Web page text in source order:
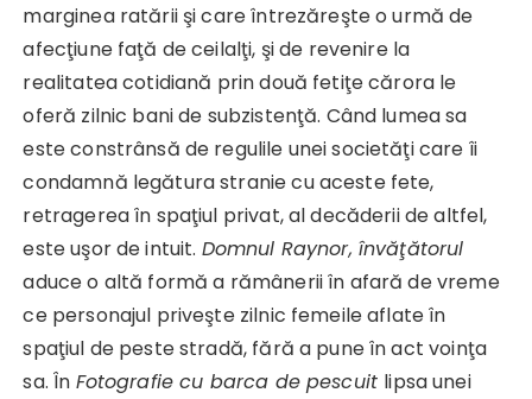
marginea ratării şi care întrezăreşte o urmă de
afecţiune faţă de ceilalţi, şi de revenire la
realitatea cotidiană prin două fetiţe cărora le
oferă zilnic bani de subzistenţă. Când lumea sa
este constrânsă de regulile unei societăţi care îi
condamnă legătura stranie cu aceste fete,
retragerea în spaţiul privat, al decăderii de altfel,
este uşor de intuit. Domnul Raynor, învăţătorul
aduce o altă formă a rămânerii în afară de vreme
ce personajul priveşte zilnic femeile aflate în
spaţiul de peste stradă, fără a pune în act voinţa
sa. În Fotografie cu barca de pescuit lipsa unei